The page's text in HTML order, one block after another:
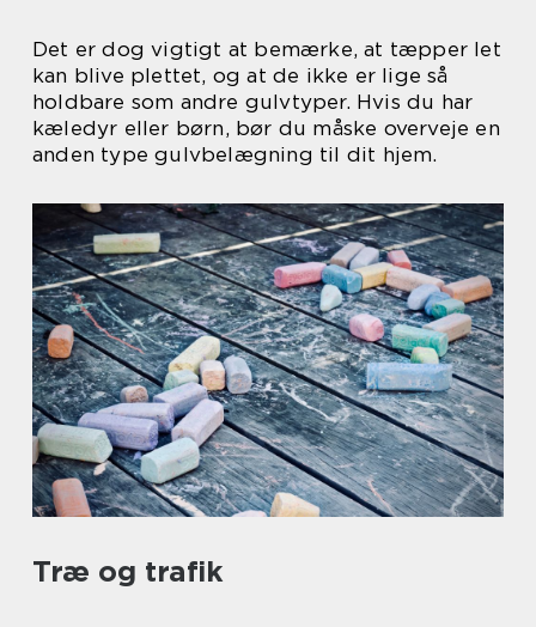
Det er dog vigtigt at bemærke, at tæpper let
kan blive plettet, og at de ikke er lige så
holdbare som andre gulvtyper. Hvis du har
kæledyr eller børn, bør du måske overveje en
anden type gulvbelægning til dit hjem.
Træ og trafik